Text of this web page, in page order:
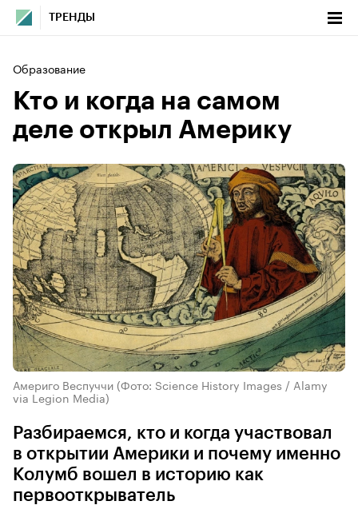
ТРЕНДЫ
Образование
Кто и когда на самом
деле открыл Америку
Америго Веспуччи (Фото: Science History Images / Alamy
via Legion Media)
Разбираемся, кто и когда участвовал
в открытии Америки и почему именно
Колумб вошел в историю как
первооткрыватель